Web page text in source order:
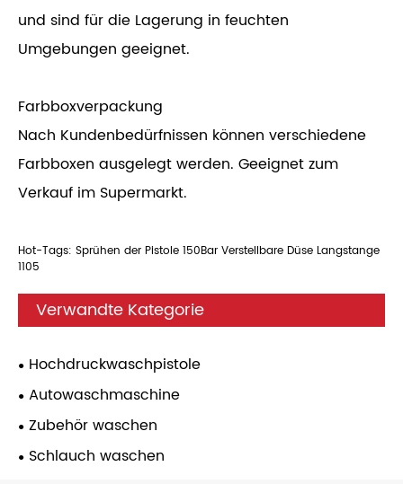
und sind für die Lagerung in feuchten
Umgebungen geeignet.
Farbboxverpackung
Nach Kundenbedürfnissen können verschiedene
Farbboxen ausgelegt werden. Geeignet zum
Verkauf im Supermarkt.
Hot-Tags: Sprühen der Pistole 150Bar Verstellbare Düse Langstange
1105
Verwandte Kategorie
Hochdruckwaschpistole
Autowaschmaschine
Zubehör waschen
Schlauch waschen